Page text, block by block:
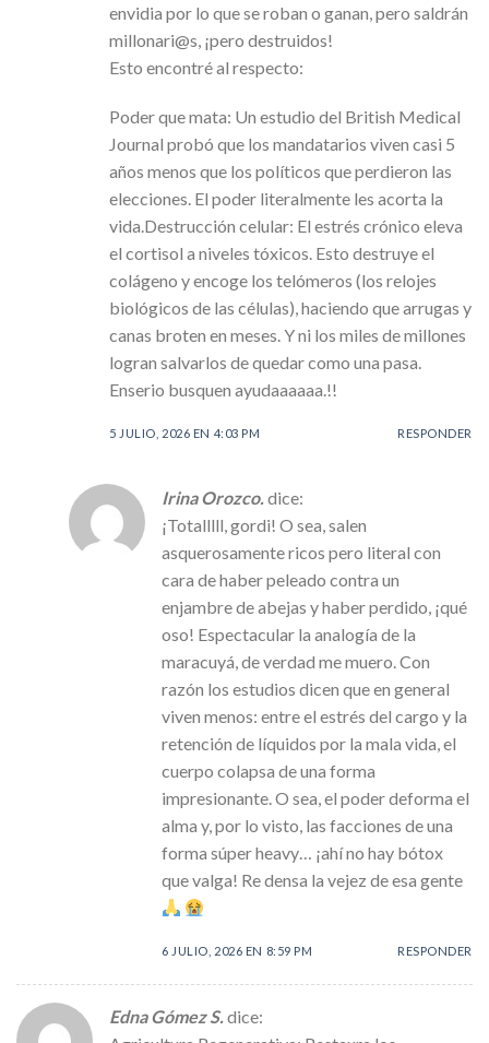
envidia por lo que se roban o ganan, pero saldrán
millonari@s, ¡pero destruidos!
Esto encontré al respecto:
Poder que mata: Un estudio del British Medical
Journal probó que los mandatarios viven casi 5
años menos que los políticos que perdieron las
elecciones. El poder literalmente les acorta la
vida.Destrucción celular: El estrés crónico eleva
el cortisol a niveles tóxicos. Esto destruye el
colágeno y encoge los telómeros (los relojes
biológicos de las células), haciendo que arrugas y
canas broten en meses. Y ni los miles de millones
logran salvarlos de quedar como una pasa.
Enserio busquen ayudaaaaaa.!!
5 JULIO, 2026 EN 4:03 PM RESPONDER
Irina Orozco.dice:
¡Totalllll, gordi! O sea, salen
asquerosamente ricos pero literal con
cara de haber peleado contra un
enjambre de abejas y haber perdido, ¡qué
oso! Espectacular la analogía de la
maracuyá, de verdad me muero. Con
razón los estudios dicen que en general
viven menos: entre el estrés del cargo y la
retención de líquidos por la mala vida, el
cuerpo colapsa de una forma
impresionante. O sea, el poder deforma el
alma y, por lo visto, las facciones de una
forma súper heavy… ¡ahí no hay bótox
que valga! Re densa la vejez de esa gente
6 JULIO, 2026 EN 8:59 PM RESPONDER
Edna Gómez S.dice: